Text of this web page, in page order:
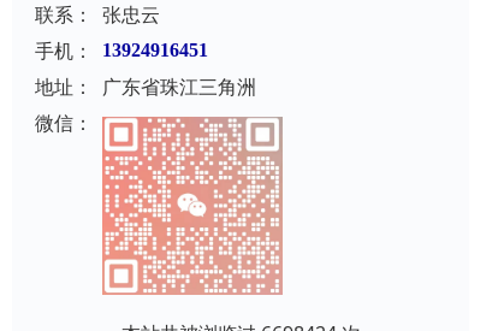
联系：
张忠云
手机：
13924916451
地址：
广东省珠江三角洲
微信：